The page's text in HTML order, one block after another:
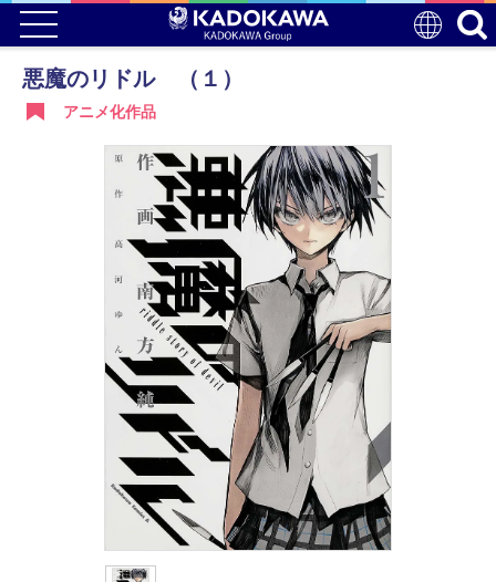
悪魔のリドル （１）
アニメ化作品